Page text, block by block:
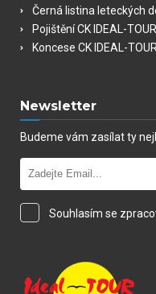
Černá listina leteckých
Pojištění CK IDEAL-
Koncese CK IDEAL-
Newsletter
Budeme vám zasílat ty
Souhlasím se